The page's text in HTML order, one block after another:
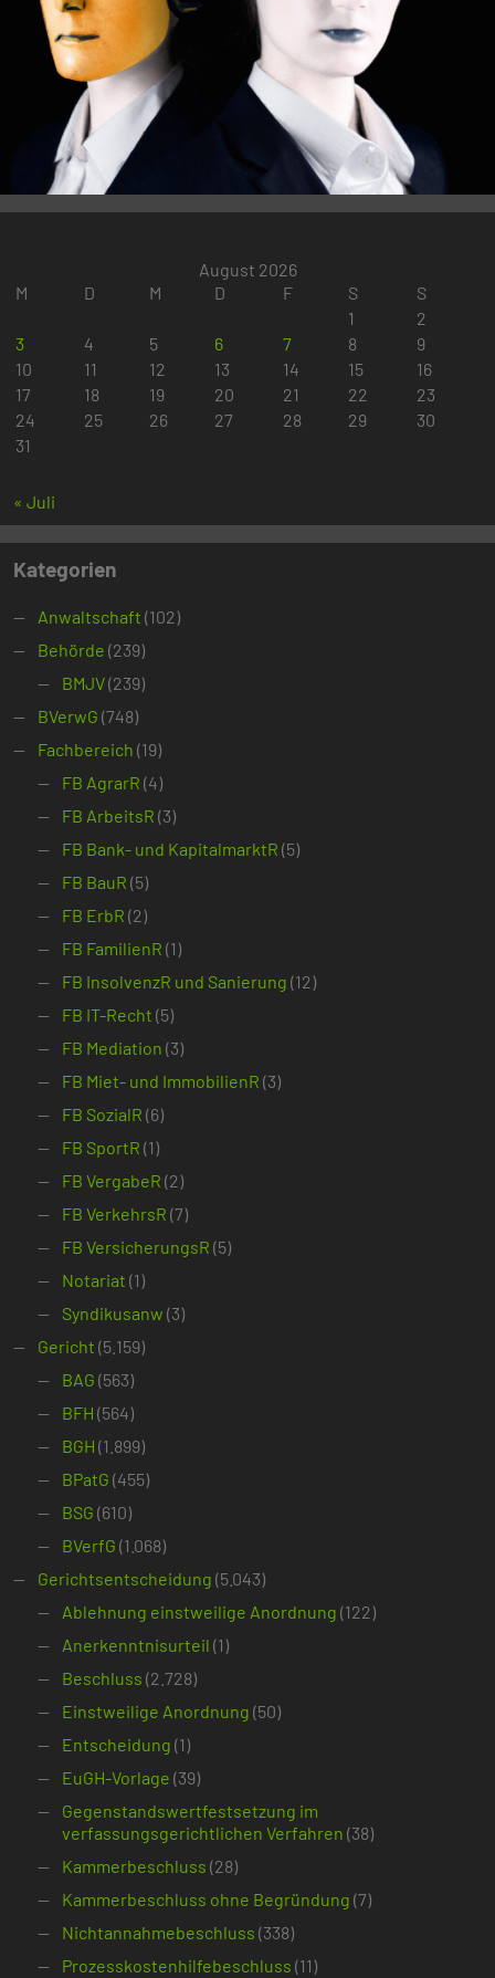
August 2026
M
D M D F S
S
1
2
3
4 5 6 7 8
9
10
11 12 13 14 15
16
17
18 19 20 21 22
23
24
25 26 27 28 29
30
31
« Juli
Kategorien
Anwaltschaft (102)
Behörde (239)
BMJV(239)
BVerwG (748)
Fachbereich (19)
FB AgrarR (4)
FB ArbeitsR (3)
FB Bank- und KapitalmarktR (5)
FB BauR (5)
FB ErbR (2)
FB FamilienR (1)
FB InsolvenzR und Sanierung (12)
FB IT-Recht (5)
FB Mediation (3)
FB Miet- und ImmobilienR (3)
FB SozialR (6)
FB SportR (1)
FB VergabeR (2)
FB VerkehrsR (7)
FB VersicherungsR (5)
Notariat (1)
Syndikusanw (3)
Gericht (5.159)
BAG (563)
BFH (564)
BGH (1.899)
BPatG (455)
BSG (610)
BVerfG (1.068)
Gerichtsentscheidung (5.043)
Ablehnung einstweilige Anordnung (122)
Anerkenntnisurteil (1)
Beschluss (2.728)
Einstweilige Anordnung (50)
Entscheidung (1)
EuGH-Vorlage (39)
Gegenstandswertfestsetzung im
verfassungsgerichtlichen Verfahren (38)
Kammerbeschluss (28)
Kammerbeschluss ohne Begründung (7)
Nichtannahmebeschluss (338)
Prozesskostenhilfebeschluss (11)